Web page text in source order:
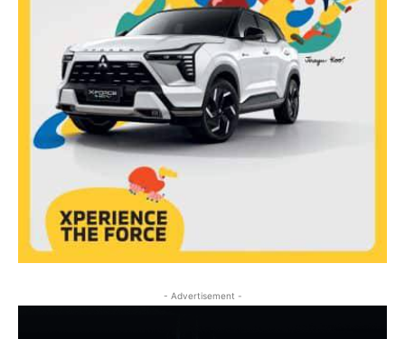
- Advertisement -